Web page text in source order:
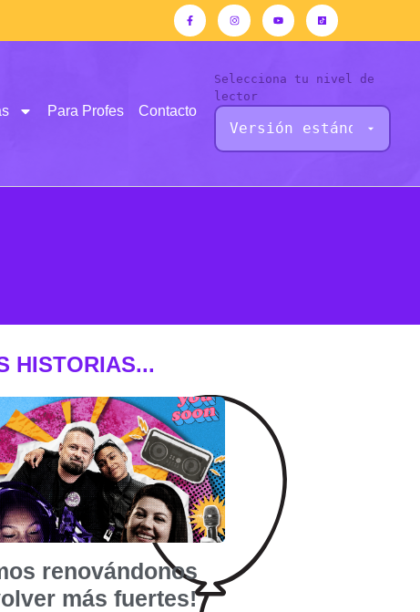
Para Profes Contacto
Selecciona tu nivel de
lector
HISTORIAS...
renovándonos
más fuertes!